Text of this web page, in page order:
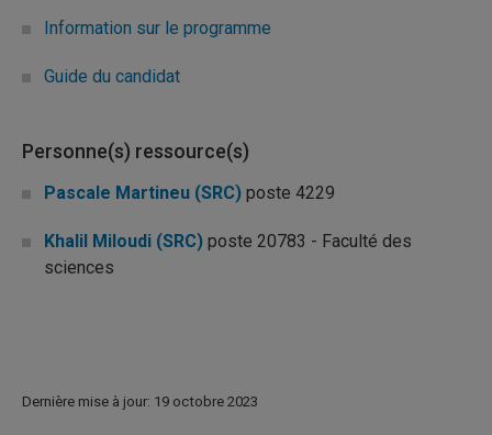
Information sur le programme
Guide du candidat
Personne(s) ressource(s)
Pascale Martineu (SRC) poste 4229
Khalil Miloudi (SRC) poste 20783 - Faculté des
sciences
Dernière mise à jour: 19 octobre 2023